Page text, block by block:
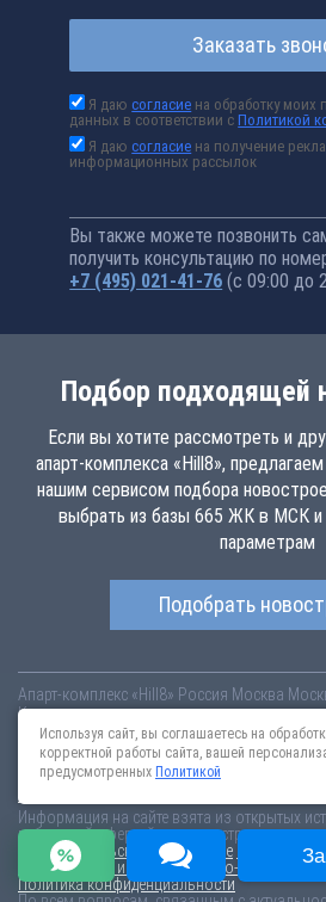
Заказать
Я даюсогласие на обработку моих
данных в соответствии сПолитикой
Я даюсогласие на получение
информационных рассылок
Вы также можете позвонить
получить консультацию по
+7 (495) 021-41-76 (с 09:00 до
Подбор подходящей
Если вы хотите рассмотреть и
апарт-комплекса «Hill8»,
нашим сервисом подбора
выбрать из базы 665 ЖК в МСК
параметрам
Подобрать
Апарт-комплекс «Hill8» Россия Москва
Купить апартаменты в новом апарт-
в Останкинском районе. Апартаменты
млн рублей!
Информация на сайте взята из открытых
публичной офертой и распространяется
Пользовательское соглашение
Пояснение об информационно-рекламном
Политика конфиденциальности
Используя сайт, вы соглашаетесь на
корректной работы сайта, вашей
предусмотренных Политикой